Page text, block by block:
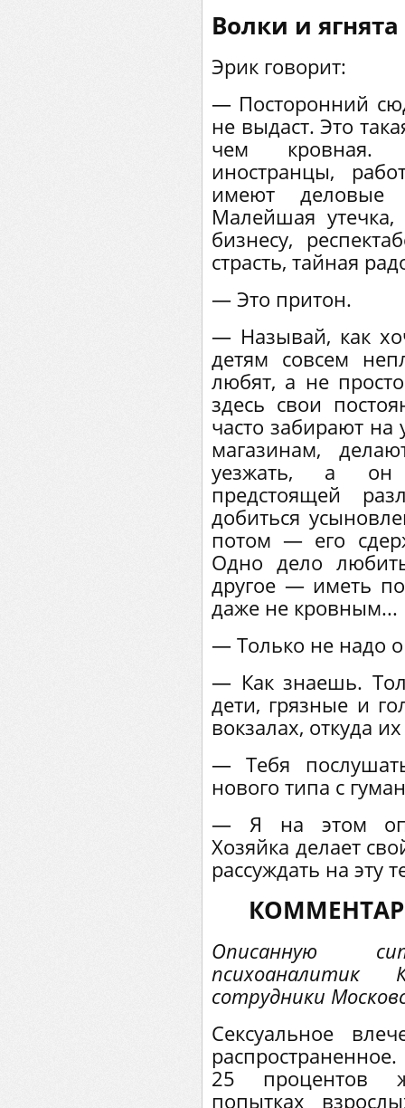
Волки и ягнята
Эрик говорит:
— Посторонний
не выдаст. Это
чем кровная.
иностранцы,
имеют деловые
Малейшая
бизнесу,
страсть, тайная
— Это притон.
— Называй, как
детям совсем
любят, а не
здесь свои
часто забирают
магазинам,
уезжать, а он
предстоящей
добиться
потом — его
Одно дело
другое — иметь
даже не кровным...
— Только не надо
— Как знаешь.
дети, грязные и
вокзалах, откуда
— Тебя
нового типа с
— Я на этом
Хозяйка делает
рассуждать на эту
Описанную
сотрудники
Сексуальное
25 процентов
попытках